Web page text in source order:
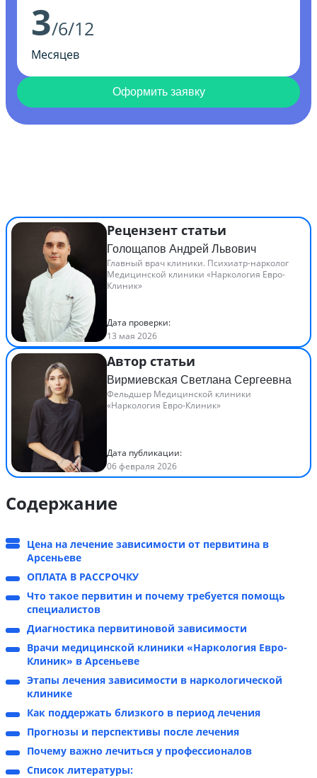
3/6/12
Месяцев
Оформить заявку
Рецензент статьи
Голощапов Андрей Львович
Главный врач клиники. Психиатр-нарколог
Медицинской клиники «Наркология Евро-
Клиник»
Дата проверки:
13 мая 2026
Автор статьи
Вирмиевская Светлана Сергеевна
Фельдшер Медицинской клиники
«Наркология Евро-Клиник»
Дата публикации:
06 февраля 2026
Содержание
Цена на лечение зависимости от первитина в
Арсеньеве
ОПЛАТА В РАССРОЧКУ
Что такое первитин и почему требуется помощь
специалистов
Диагностика первитиновой зависимости
Врачи медицинской клиники «Наркология Евро-
Клиник» в Арсеньеве
Этапы лечения зависимости в наркологической
клинике
Как поддержать близкого в период лечения
Прогнозы и перспективы после лечения
Почему важно лечиться у профессионалов
Список литературы: